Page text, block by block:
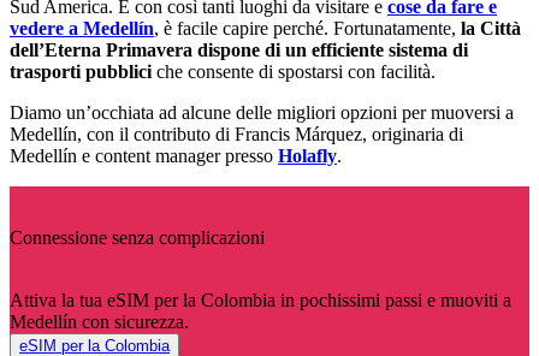
Sud America. E con così tanti luoghi da visitare e cose da fare e
vedere a Medellín, è facile capire perché. Fortunatamente, la Città
dell’Eterna Primavera dispone di un efficiente sistema di
trasporti pubblici che consente di spostarsi con facilità.
Diamo un’occhiata ad alcune delle migliori opzioni per muoversi a
Medellín, con il contributo di Francis Márquez, originaria di
Medellín e content manager presso Holafly.
Connessione senza complicazioni
Attiva la tua eSIM per la Colombia in pochissimi passi e muoviti a
Medellín con sicurezza.
eSIM per la Colombia